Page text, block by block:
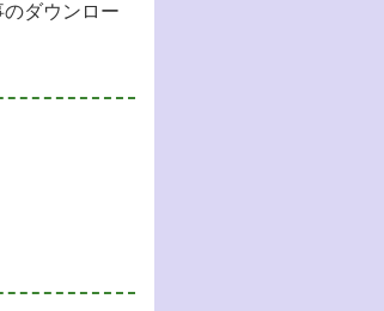
ダウンロー